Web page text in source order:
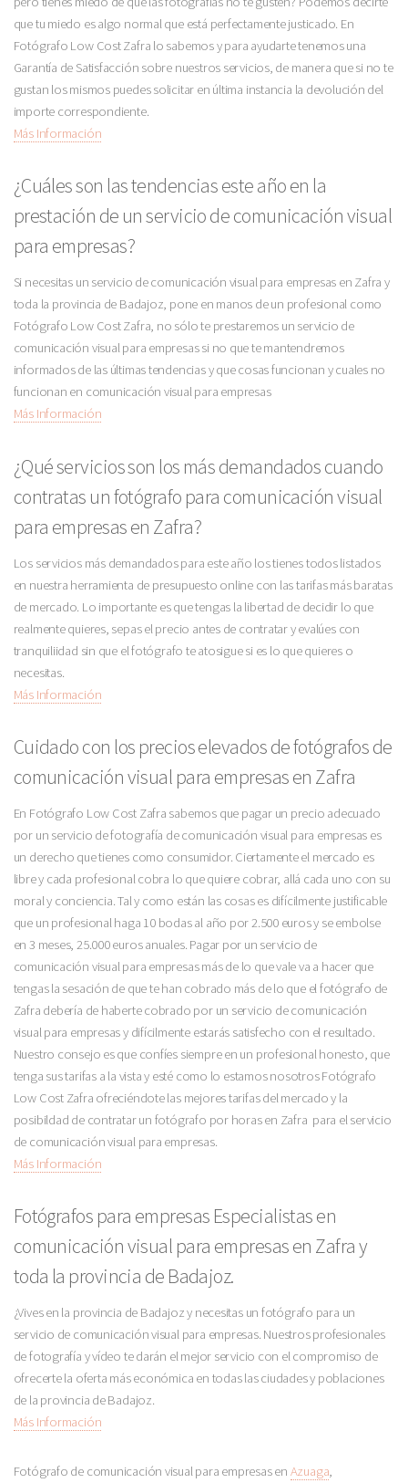
que tu miedo es algo normal que está perfectamente justicado. En
Fotógrafo Low Cost Zafra lo sabemos y para ayudarte tenemos una
Garantía de Satisfacción sobre nuestros servicios, de manera que si no te
gustan los mismos puedes solicitar en última instancia la devolución del
importe correspondiente.
Más Información
¿Cuáles son las tendencias este año en la
prestación de un servicio de comunicación visual
para empresas?
Si necesitas un servicio de comunicación visual para empresas en Zafra y
toda la provincia de Badajoz, pone en manos de un profesional como
Fotógrafo Low Cost Zafra, no sólo te prestaremos un servicio de
comunicación visual para empresas si no que te mantendremos
informados de las últimas tendencias y que cosas funcionan y cuales no
funcionan en comunicación visual para empresas
Más Información
¿Qué servicios son los más demandados cuando
contratas un fotógrafo para comunicación visual
para empresas en Zafra?
Los servicios más demandados para este año los tienes todos listados
en nuestra herramienta de presupuesto online con las tarifas más baratas
de mercado. Lo importante es que tengas la libertad de decidir lo que
realmente quieres, sepas el precio antes de contratar y evalúes con
tranquiliidad sin que el fotógrafo te atosigue si es lo que quieres o
necesitas.
Más Información
Cuidado con los precios elevados de fotógrafos de
comunicación visual para empresas en Zafra
En Fotógrafo Low Cost Zafra sabemos que pagar un precio adecuado
por un servicio de fotografía de comunicación visual para empresas es
un derecho que tienes como consumidor. Ciertamente el mercado es
libre y cada profesional cobra lo que quiere cobrar, allá cada uno con su
moral y conciencia. Tal y como están las cosas es difícilmente justificable
que un profesional haga 10 bodas al año por 2.500 euros y se embolse
en 3 meses, 25.000 euros anuales. Pagar por un servicio de
comunicación visual para empresas más de lo que vale va a hacer que
tengas la sesación de que te han cobrado más de lo que el fotógrafo de
Zafra debería de haberte cobrado por un servicio de comunicación
visual para empresas y difícilmente estarás satisfecho con el resultado.
Nuestro consejo es que confíes siempre en un profesional honesto, que
tenga sus tarifas a la vista y esté como lo estamos nosotros Fotógrafo
Low Cost Zafra ofreciéndote las mejores tarifas del mercado y la
posibildad de contratar un fotógrafo por horas en Zafra para el servicio
de comunicación visual para empresas.
Más Información
Fotógrafos para empresas Especialistas en
comunicación visual para empresas en Zafra y
toda la provincia de Badajoz.
¿Vives en la provincia de Badajoz y necesitas un fotógrafo para un
servicio de comunicación visual para empresas. Nuestros profesionales
de fotografía y vídeo te darán el mejor servicio con el compromiso de
ofrecerte la oferta más económica en todas las ciudades y poblaciones
de la provincia de Badajoz.
Más Información
Fotógrafo de comunicación visual para empresas en Azuaga,